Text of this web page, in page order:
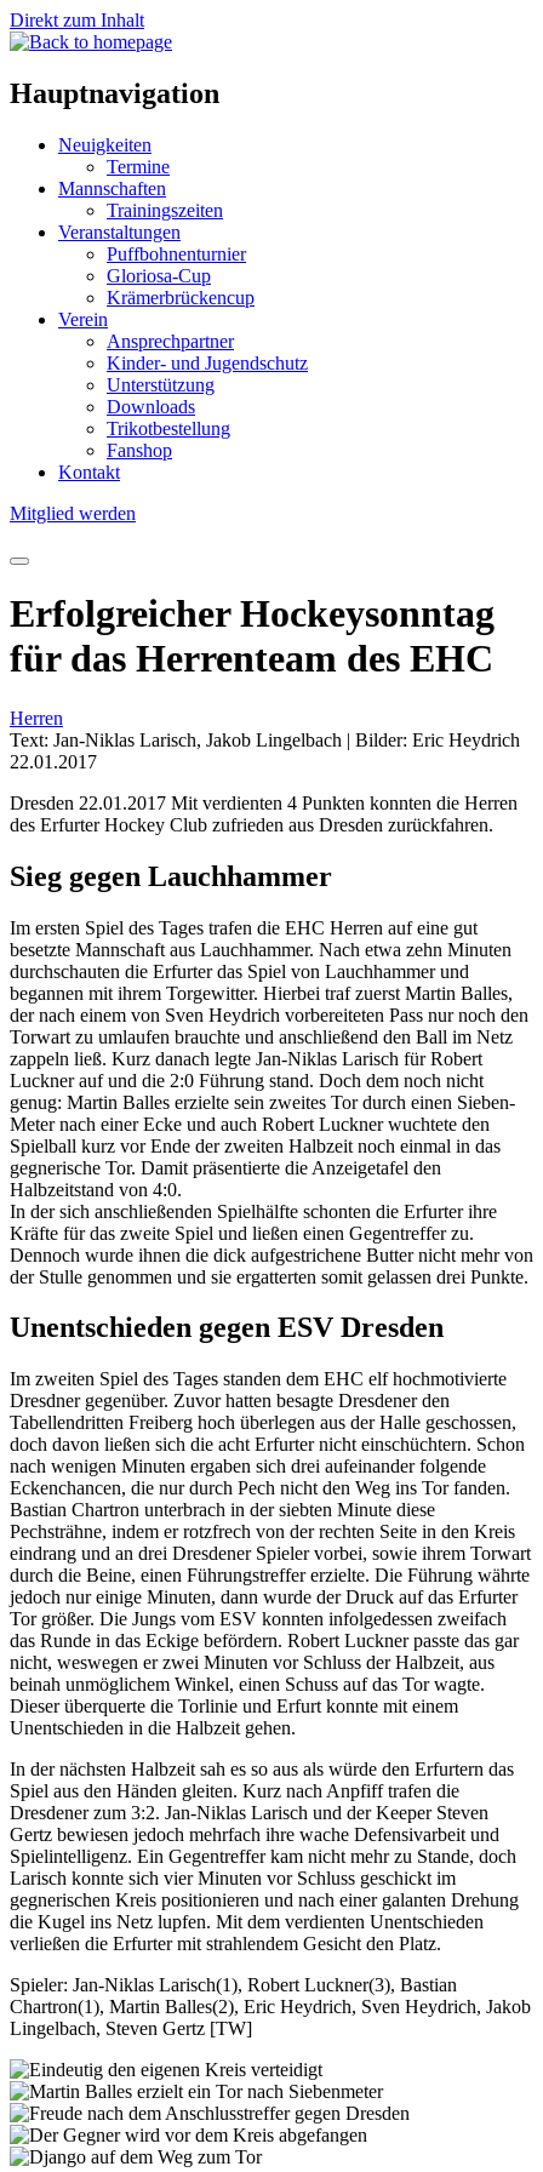
Direkt zum Inhalt
Hauptnavigation
Neuigkeiten
Termine
Mannschaften
Trainingszeiten
Veranstaltungen
Puffbohnenturnier
Gloriosa-Cup
Krämerbrückencup
Verein
Ansprechpartner
Kinder- und Jugendschutz
Unterstützung
Downloads
Trikotbestellung
Fanshop
Kontakt
Mitglied werden
Erfolgreicher Hockeysonntag
für das Herrenteam des EHC
Herren
Text: Jan-Niklas Larisch, Jakob Lingelbach | Bilder: Eric Heydrich
22.01.2017
Dresden 22.01.2017 Mit verdienten 4 Punkten konnten die Herren
des Erfurter Hockey Club zufrieden aus Dresden zurückfahren.
Sieg gegen Lauchhammer
Im ersten Spiel des Tages trafen die EHC Herren auf eine gut
besetzte Mannschaft aus Lauchhammer. Nach etwa zehn Minuten
durchschauten die Erfurter das Spiel von Lauchhammer und
begannen mit ihrem Torgewitter. Hierbei traf zuerst Martin Balles,
der nach einem von Sven Heydrich vorbereiteten Pass nur noch den
Torwart zu umlaufen brauchte und anschließend den Ball im Netz
zappeln ließ. Kurz danach legte Jan-Niklas Larisch für Robert
Luckner auf und die 2:0 Führung stand. Doch dem noch nicht
genug: Martin Balles erzielte sein zweites Tor durch einen Sieben-
Meter nach einer Ecke und auch Robert Luckner wuchtete den
Spielball kurz vor Ende der zweiten Halbzeit noch einmal in das
gegnerische Tor. Damit präsentierte die Anzeigetafel den
Halbzeitstand von 4:0.
In der sich anschließenden Spielhälfte schonten die Erfurter ihre
Kräfte für das zweite Spiel und ließen einen Gegentreffer zu.
Dennoch wurde ihnen die dick aufgestrichene Butter nicht mehr von
der Stulle genommen und sie ergatterten somit gelassen drei Punkte.
Unentschieden gegen ESV Dresden
Im zweiten Spiel des Tages standen dem EHC elf hochmotivierte
Dresdner gegenüber. Zuvor hatten besagte Dresdener den
Tabellendritten Freiberg hoch überlegen aus der Halle geschossen,
doch davon ließen sich die acht Erfurter nicht einschüchtern. Schon
nach wenigen Minuten ergaben sich drei aufeinander folgende
Eckenchancen, die nur durch Pech nicht den Weg ins Tor fanden.
Bastian Chartron unterbrach in der siebten Minute diese
Pechsträhne, indem er rotzfrech von der rechten Seite in den Kreis
eindrang und an drei Dresdener Spieler vorbei, sowie ihrem Torwart
durch die Beine, einen Führungstreffer erzielte. Die Führung währte
jedoch nur einige Minuten, dann wurde der Druck auf das Erfurter
Tor größer. Die Jungs vom ESV konnten infolgedessen zweifach
das Runde in das Eckige befördern. Robert Luckner passte das gar
nicht, weswegen er zwei Minuten vor Schluss der Halbzeit, aus
beinah unmöglichem Winkel, einen Schuss auf das Tor wagte.
Dieser überquerte die Torlinie und Erfurt konnte mit einem
Unentschieden in die Halbzeit gehen.
In der nächsten Halbzeit sah es so aus als würde den Erfurtern das
Spiel aus den Händen gleiten. Kurz nach Anpfiff trafen die
Dresdener zum 3:2. Jan-Niklas Larisch und der Keeper Steven
Gertz bewiesen jedoch mehrfach ihre wache Defensivarbeit und
Spielintelligenz. Ein Gegentreffer kam nicht mehr zu Stande, doch
Larisch konnte sich vier Minuten vor Schluss geschickt im
gegnerischen Kreis positionieren und nach einer galanten Drehung
die Kugel ins Netz lupfen. Mit dem verdienten Unentschieden
verließen die Erfurter mit strahlendem Gesicht den Platz.
Spieler: Jan-Niklas Larisch(1), Robert Luckner(3), Bastian
Chartron(1), Martin Balles(2), Eric Heydrich, Sven Heydrich, Jakob
Lingelbach, Steven Gertz [TW]